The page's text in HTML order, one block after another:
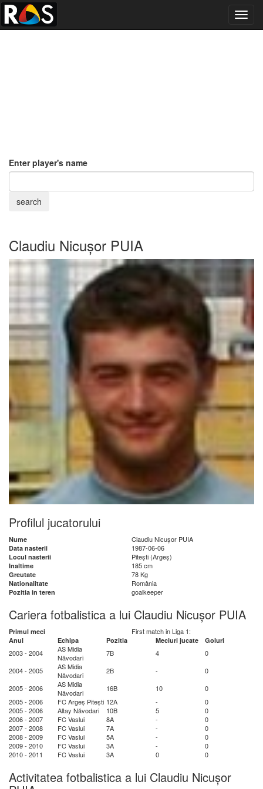
Enter player's name
Claudiu Nicușor PUIA
Profilul jucatorului
Nume Claudiu Nicușor PUIA
Data nasterii 1987-06-06
Locul nasterii Pitești (Argeș)
Inaltime 185 cm
Greutate 78 Kg
Nationalitate România
Pozitia in teren goalkeeper
Cariera fotbalistica a lui Claudiu Nicușor PUIA
Primul meci First match in Liga 1:
Anul Echipa Pozitia Meciuri jucate Goluri
2003 - 2004
AS Midia
Năvodari
7B 4
0
2004 - 2005
AS Midia
Năvodari
2B -
0
2005 - 2006
AS Midia
Năvodari
16B 10
0
2005 - 2006
FC Argeș Pitești 12A -
0
2005 - 2006
Altay Năvodari 10B 5
0
2006 - 2007
FC Vaslui 8A -
0
2007 - 2008
FC Vaslui 7A -
0
2008 - 2009
FC Vaslui 5A -
0
2009 - 2010
FC Vaslui 3A -
0
2010 - 2011
FC Vaslui 3A 0 0
Activitatea fotbalistica a lui Claudiu Nicușor